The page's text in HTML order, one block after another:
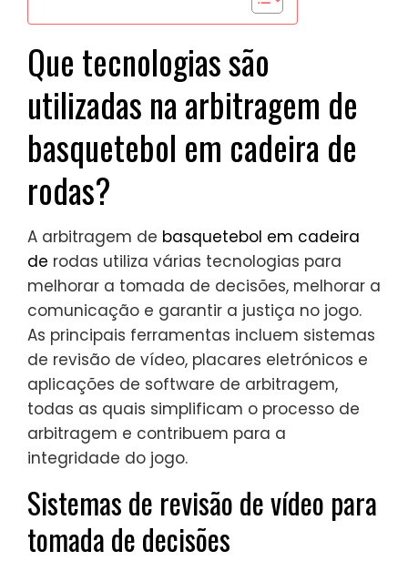
Que tecnologias são
utilizadas na arbitragem de
basquetebol em cadeira de
rodas?
A arbitragem de basquetebol em cadeira
de rodas utiliza várias tecnologias para
melhorar a tomada de decisões, melhorar a
comunicação e garantir a justiça no jogo.
As principais ferramentas incluem sistemas
de revisão de vídeo, placares eletrónicos e
aplicações de software de arbitragem,
todas as quais simplificam o processo de
arbitragem e contribuem para a
integridade do jogo.
Sistemas de revisão de vídeo para
tomada de decisões